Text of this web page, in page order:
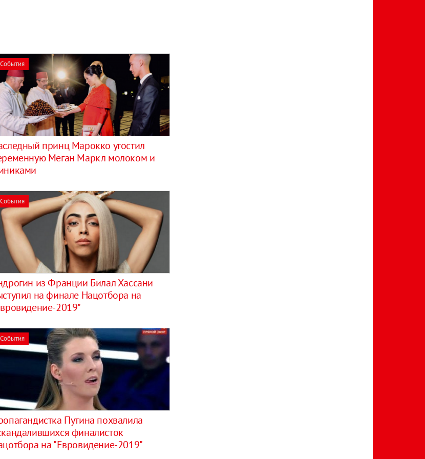
События
принц Марокко угостил
Меган Маркл молоком и
События
из Франции Билал Хассани
на финале Нацотбора на
2019"
События
Путина похвалила
финалисток
на "Евровидение-2019"